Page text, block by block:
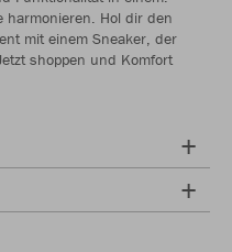
harmonieren. Hol dir den
mit einem Sneaker, der
shoppen und Komfort